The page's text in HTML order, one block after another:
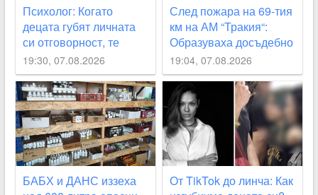
Психолог: Когато
децата губят личната
си отговорност, те
започват да действат
като глутница
19:30, 07.08.2026
След пожара на 69-тия
км на АМ “Тракия“:
Образуваха досъдебно
производство
19:04, 07.08.2026
БАБХ и ДАНС иззеха
От TikTok до линча: Как